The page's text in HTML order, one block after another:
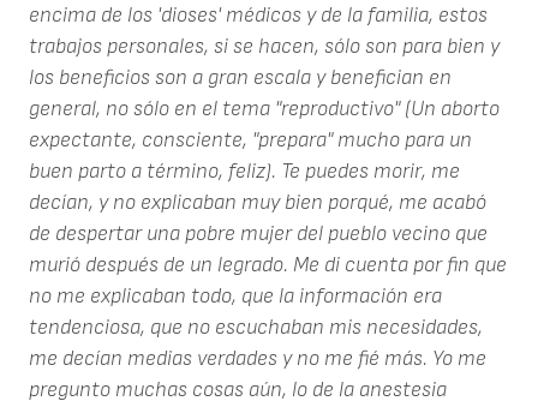
encima de los 'dioses' médicos y de la familia, estos
trabajos personales, si se hacen, sólo son para bien y
los beneficios son a gran escala y benefician en
general, no sólo en el tema "reproductivo" (Un aborto
expectante, consciente, "prepara" mucho para un
buen parto a término, feliz). Te puedes morir, me
decían, y no explicaban muy bien porqué, me acabó
de despertar una pobre mujer del pueblo vecino que
murió después de un legrado. Me di cuenta por fin que
no me explicaban todo, que la información era
tendenciosa, que no escuchaban mis necesidades,
me decían medias verdades y no me fié más. Yo me
pregunto muchas cosas aún, lo de la anestesia